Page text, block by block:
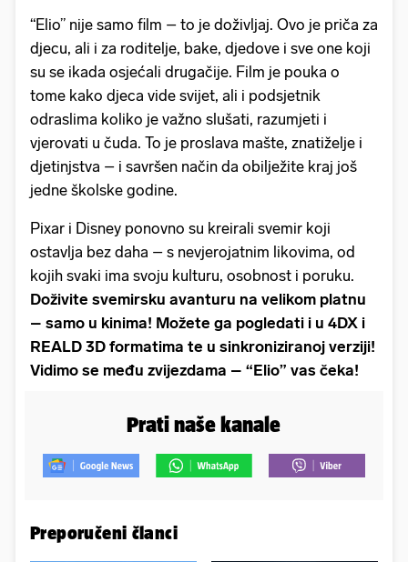
“Elio” nije samo film – to je doživljaj. Ovo je priča za
djecu, ali i za roditelje, bake, djedove i sve one koji
su se ikada osjećali drugačije. Film je pouka o
tome kako djeca vide svijet, ali i podsjetnik
odraslima koliko je važno slušati, razumjeti i
vjerovati u čuda. To je proslava mašte, znatiželje i
djetinjstva – i savršen način da obilježite kraj još
jedne školske godine.
Pixar i Disney ponovno su kreirali svemir koji
ostavlja bez daha – s nevjerojatnim likovima, od
kojih svaki ima svoju kulturu, osobnost i poruku.
Doživite svemirsku avanturu na velikom platnu
– samo u kinima! Možete ga pogledati i u 4DX i
REALD 3D formatima te u sinkroniziranoj verziji!
Vidimo se među zvijezdama – “Elio” vas čeka!
Prati naše kanale
Preporučeni članci